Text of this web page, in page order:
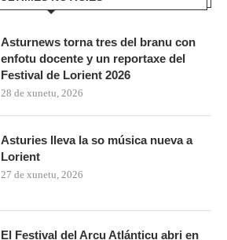
Asturnews torna tres del branu con
enfotu docente y un reportaxe del
Festival de Lorient 2026
28 de xunetu, 2026
Asturies lleva la so música nueva a
Lorient
27 de xunetu, 2026
El Festival del Arcu Atlánticu abri en